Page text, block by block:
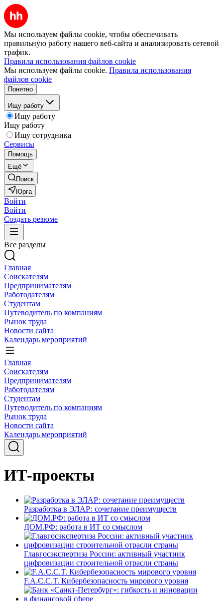
Мы используем файлы cookie, чтобы обеспечивать
правильную работу нашего веб-сайта и анализировать сетевой
трафик.
Правила использования файлов cookie
Мы используем файлы cookie. Правила использования
файлов cookie
Понятно
Ищу работу
Ищу работу
Ищу работу
Ищу сотрудника
Сервисы
Помощь
Ещё
Поиск
Юрга
Войти
Войти
Создать резюме
Все разделы
Главная
Соискателям
Предпринимателям
Работодателям
Студентам
Путеводитель по компаниям
Рынок труда
Новости сайта
Календарь мероприятий
Главная
Соискателям
Предпринимателям
Работодателям
Студентам
Путеводитель по компаниям
Рынок труда
Новости сайта
Календарь мероприятий
ИТ-проекты
Разработка в ЭЛАР: сочетание преимуществ
ДОМ.РФ: работа в ИТ со смыслом
Главгосэкспертиза России: активный участник
цифровизации строительной отрасли страны
F.A.C.C.T. Кибербезопасность мирового уровня